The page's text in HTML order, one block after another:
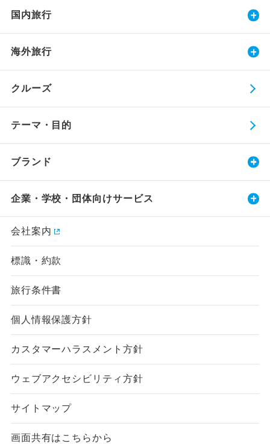
国内旅行
海外旅行
クルーズ
テーマ・目的
ブランド
企業・学校・団体向けサービス
会社案内
標識・約款
旅行条件書
個人情報保護方針
カスタマーハラスメント方針
ウェブアクセシビリティ方針
サイトマップ
画面共有はこちらから